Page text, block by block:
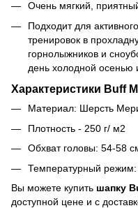
Очень мягкий,
Подходит для
тренировок в
горнолыжников и
день холодной осенью
Характеристики Buff
Материал: Шерсть
Плотность - 250 г/ м2
Обхват головы: 54-58
Температурный режим:
Вы можете купить шапку
доступной цене и с